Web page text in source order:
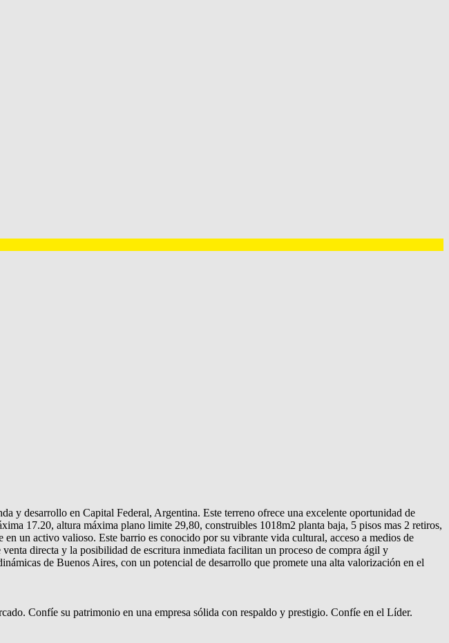
y desarrollo en Capital Federal, Argentina. Este terreno ofrece una excelente oportunidad de
17.20, altura máxima plano limite 29,80, construibles 1018m2 planta baja, 5 pisos mas 2 retiros,
un activo valioso. Este barrio es conocido por su vibrante vida cultural, acceso a medios de
directa y la posibilidad de escritura inmediata facilitan un proceso de compra ágil y
de Buenos Aires, con un potencial de desarrollo que promete una alta valorización en el
Confíe su patrimonio en una empresa sólida con respaldo y prestigio. Confíe en el Líder.